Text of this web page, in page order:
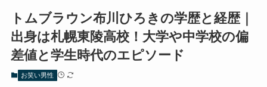
トムブラウン布川ひろきの学歴と経歴｜
出身は札幌東陵高校！大学や中学校の偏
差値と学生時代のエピソード
お笑い男性